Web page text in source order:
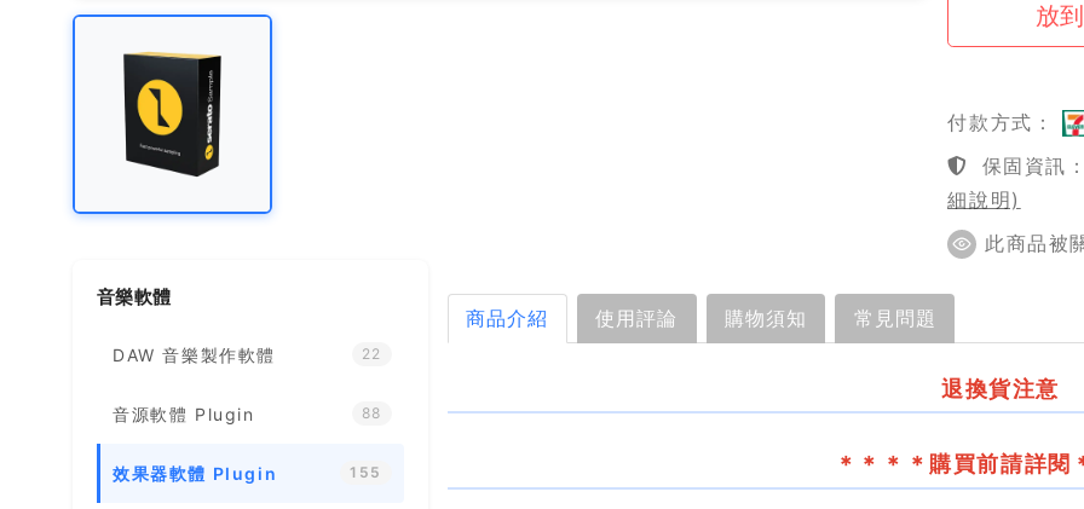
付款方式：
保固資訊
細說明)
此商品被
音樂軟體
DAW 音樂製作軟體 22
音源軟體 Plugin 88
效果器軟體 Plugin 155
商品介紹 使用評論 購物須知 常見問題
退換貨注意
＊＊＊＊購買前請詳閱